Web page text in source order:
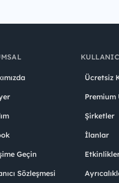
Geçin
Sözleşmesi
Ücretsiz
Premium
Şirketler
İlanlar